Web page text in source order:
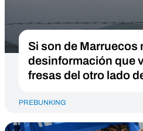
Si son de Marruecos
desinformación que
fresas del otro lado
PREBUNKING